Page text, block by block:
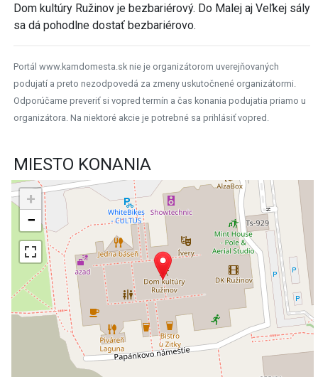
Dom kultúry Ružinov je bezbariérový. Do Malej aj Veľkej sály
sa dá pohodlne dostať bezbariérovo.
Portál www.kamdomesta.sk nie je organizátorom uverejňovaných
podujatí a preto nezodpovedá za zmeny uskutočnené organizátormi.
Odporúčame preveriť si vopred termín a čas konania podujatia priamo u
organizátora. Na niektoré akcie je potrebné sa prihlásiť vopred.
MIESTO KONANIA
+
−